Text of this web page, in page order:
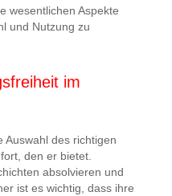
wesentlichen Aspekte
und Nutzung zu
im
Auswahl des richtigen
den er bietet.
absolvieren und
ist es wichtig, dass ihre